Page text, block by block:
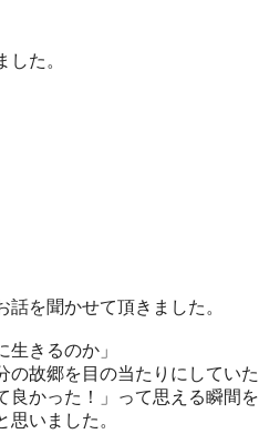
た。
を聞かせて頂きました。
きるのか」
の故郷を目の当たりにしていた
良かった！」って思える瞬間を
いました。